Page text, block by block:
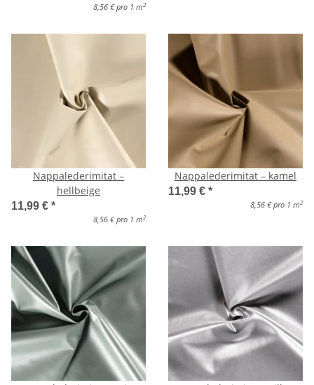
8,56 € pro 1 m 2
Nappalederimitat –
hellbeige
11,99 € *
8,56 € pro 1 m 2
Nappalederimitat – kamel
11,99 € *
8,56 € pro 1 m 2